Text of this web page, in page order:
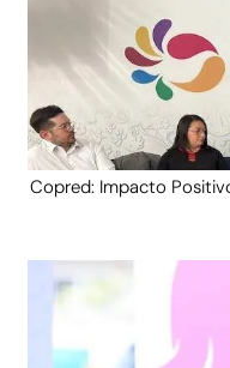
Copred: Impacto